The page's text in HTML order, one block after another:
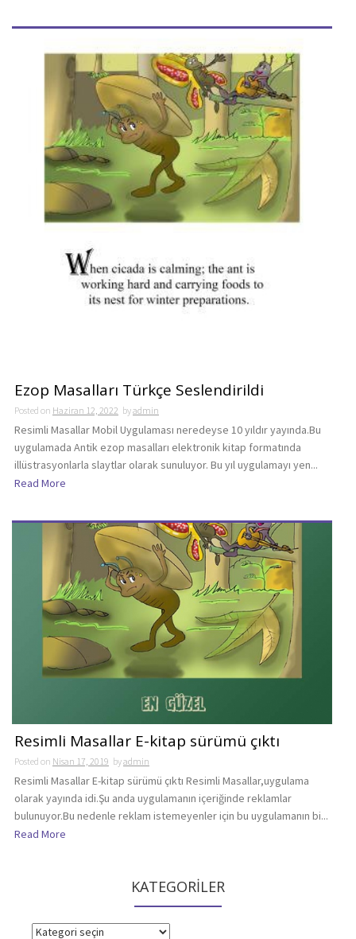
Ezop Masalları Türkçe Seslendirildi
Posted on Haziran 12, 2022 byadmin
Resimli Masallar Mobil Uygulaması neredeyse 10 yıldır yayında.Bu
uygulamada Antik ezop masalları elektronik kitap formatında
illüstrasyonlarla slaytlar olarak sunuluyor. Bu yıl uygulamayı yen...
Read More
Resimli Masallar E-kitap sürümü çıktı
Posted on Nisan 17, 2019 byadmin
Resimli Masallar E-kitap sürümü çıktı Resimli Masallar,uygulama
olarak yayında idi.Şu anda uygulamanın içeriğinde reklamlar
bulunuyor.Bu nedenle reklam istemeyenler için bu uygulamanın bi...
Read More
KATEGORİLER
KATEGORİLER